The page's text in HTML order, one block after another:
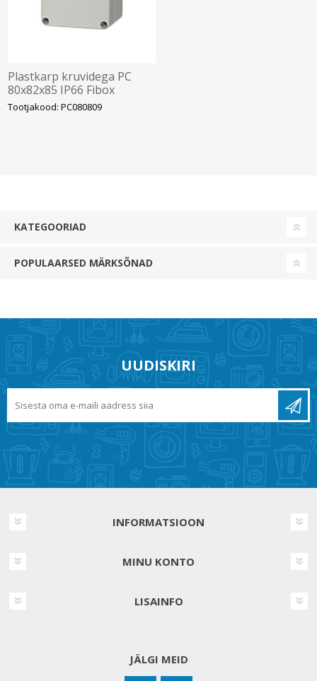
Plastkarp kruvidega PC
80x82x85 IP66 Fibox
Tootjakood: PC080809
KATEGOORIAD
POPULAARSED MÄRKSÕNAD
UUDISKIRI
INFORMATSIOON
MINU KONTO
LISAINFO
JÄLGI MEID